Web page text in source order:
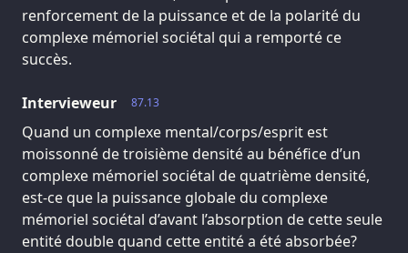
renforcement de la puissance et de la polarité du
complexe mémoriel sociétal qui a remporté ce
succès.
87.13
Intervieweur
Quand un complexe mental/corps/esprit est
moissonné de troisième densité au bénéfice d’un
complexe mémoriel sociétal de quatrième densité,
est-ce que la puissance globale du complexe
mémoriel sociétal d’avant l’absorption de cette seule
entité double quand cette entité a été absorbée?